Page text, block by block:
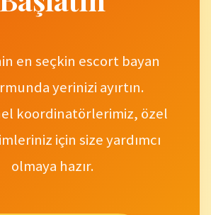
en seçkin escort bayan
yerinizi ayırtın.
koordinatörlerimiz, özel
için size yardımcı
olmaya hazır.